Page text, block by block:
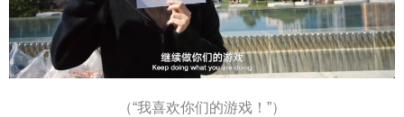
（“我喜欢你们的游戏！”）